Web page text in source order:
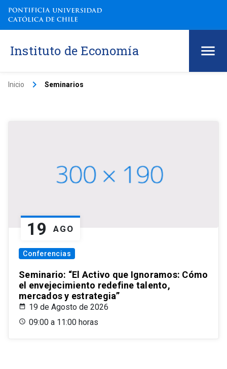
Instituto de Economía
Inicio keyboard_arrow_right Seminarios
19 AGO
Conferencias
Seminario: “El Activo que Ignoramos: Cómo
el envejecimiento redefine talento,
mercados y estrategia”
19 de Agosto de 2026
09:00 a 11:00 horas